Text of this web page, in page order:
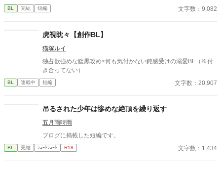
定。■『それは愛か本能か』と同じ世界設定です。関係は一切な
し。
BL 完結 短編 文字数：9,082
虎視眈々【創作BL】
猫塚ルイ
独占欲強めな腹黒攻め×何も気付かない鈍感受けの溺愛BL（※付
き合ってない）
BL 連載中 短編 文字数：20,907
吊るされた少年は惨めな絶頂を繰り返す
五月雨時雨
ブログに掲載した短編です。
BL 完結 ｼｮｰﾄｼｮｰﾄ R18 文字数：1,434